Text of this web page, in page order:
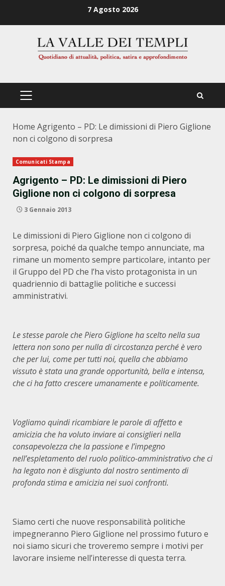
7 Agosto 2026
PRIMÄRES
Home Agrigento – PD: Le dimissioni di Piero Giglione
non ci colgono di sorpresa
Comunicati Stampa
Agrigento – PD: Le dimissioni di Piero
Giglione non ci colgono di sorpresa
3 Gennaio 2013
Le dimissioni di Piero Giglione non ci colgono di
sorpresa, poiché da qualche tempo annunciate, ma
rimane un momento sempre particolare, intanto per
il Gruppo del PD che l’ha visto protagonista in un
quadriennio di battaglie politiche e successi
amministrativi.
Le stesse parole che Piero Giglione ha scelto nella sua
lettera non sono per nulla di circostanza perché è vero
che per lui, come per tutti noi, quella che abbiamo
vissuto è stata una grande opportunità, bella e intensa,
che ci ha fatto crescere umanamente e politicamente.
Vogliamo quindi ricambiare le parole di affetto e
amicizia che ha voluto inviare ai consiglieri nella
consapevolezza che la passione e l’impegno
nell’espletamento del ruolo politico-amministrativo che ci
ha legato non è disgiunto dal nostro sentimento di
profonda stima e amicizia nei suoi confronti.
Siamo certi che nuove responsabilità politiche
impegneranno Piero Giglione nel prossimo futuro e
noi siamo sicuri che troveremo sempre i motivi per
lavorare insieme nell’interesse di questa terra.